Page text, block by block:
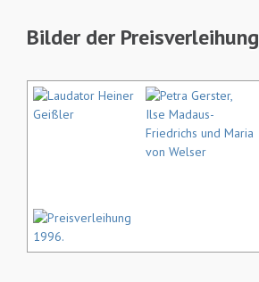
Bilder der Preisverleihung